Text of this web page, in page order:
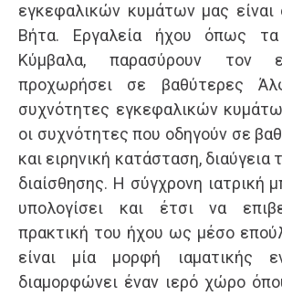
εγκεφαλικών κυμάτων μας είναι
Βήτα. Εργαλεία ήχου όπως τα
Κύμβαλα, παρασύρουν τον
προχωρήσει σε βαθύτερες
συχνότητες εγκεφαλικών
οι συχνότητες που οδηγούν σε
και ειρηνική κατάσταση, διαύγεια
διαίσθησης. Η σύγχρονη ιατρική
υπολογίσει και έτσι να
πρακτική του ήχου ως μέσο
είναι μία μορφή ιαματικής
διαμορφώνει έναν ιερό χώρο